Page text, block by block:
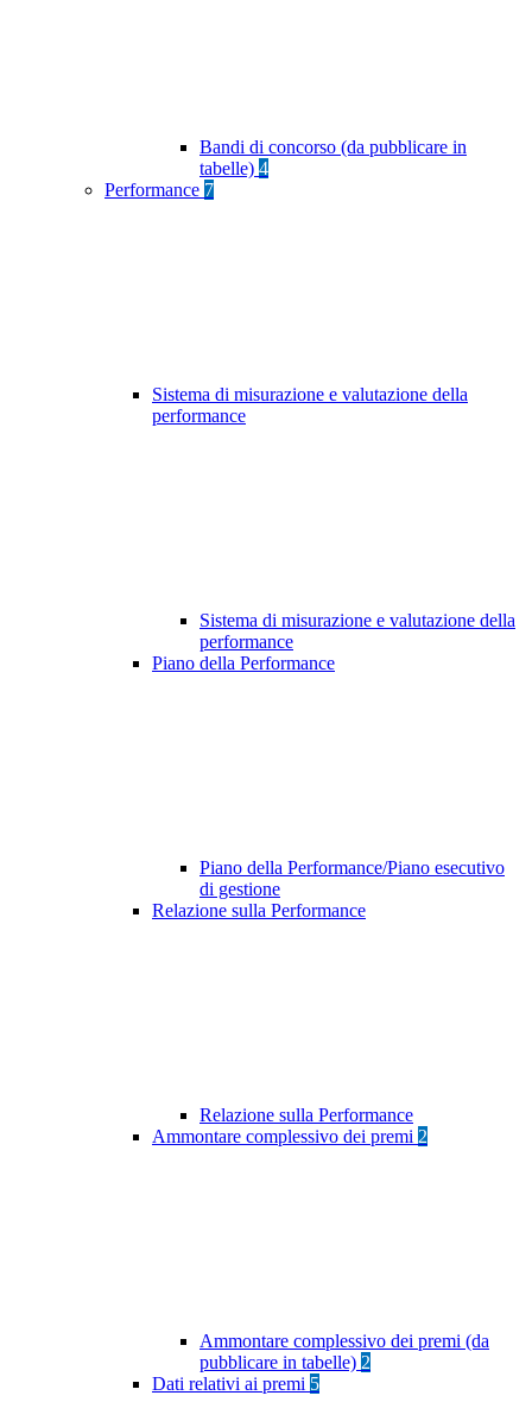
Bandi di concorso (da pubblicare in
tabelle) 4
Performance 7
Sistema di misurazione e valutazione della
performance
Sistema di misurazione e valutazione della
performance
Piano della Performance
Piano della Performance/Piano esecutivo
di gestione
Relazione sulla Performance
Relazione sulla Performance
Ammontare complessivo dei premi 2
Ammontare complessivo dei premi (da
pubblicare in tabelle) 2
Dati relativi ai premi 5